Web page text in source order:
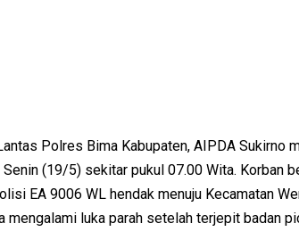
Polres Bima Kabupaten, AIPDA Sukirno
(19/5) sekitar pukul 07.00 Wita. Korban
EA 9006 WL hendak menuju Kecamatan
mengalami luka parah setelah terjepit badan